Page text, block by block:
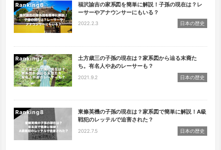
Ranking
福沢諭吉の家系図を簡単に解説！子孫の現在は？レ
ーサーやアナウンサーにもいる？
2022.2.3 日本の歴史
Ranking
土方歳三の子孫の現在は？家系図から辿る末裔た
ち。有名人やあのレーサーも？
2021.9.2 日本の歴史
Ranking
東條英機の子孫の現在は？家系図で簡単に解説！A級
戦犯のレッテルで迫害された？
2022.7.5 日本の歴史